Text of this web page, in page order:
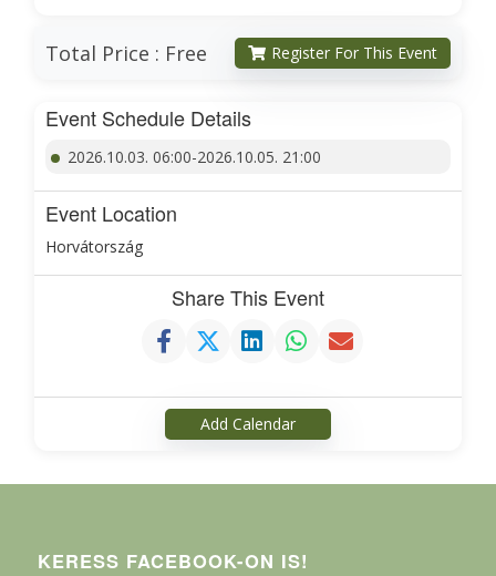
Total Price : Free Register For This Event
Event Schedule Details
2026.10.03. 06:00-2026.10.05. 21:00
Event Location
Horvátország
Share This Event
Add Calendar
KERESS FACEBOOK-ON IS!